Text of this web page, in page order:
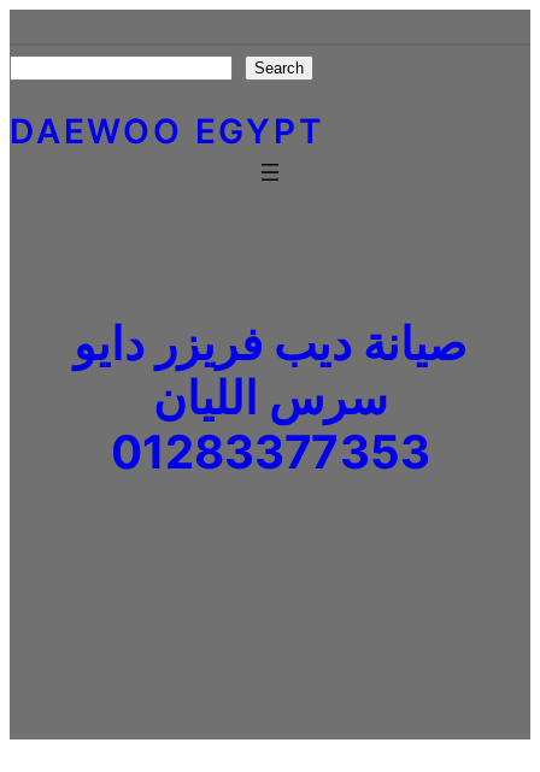
to
content
Search
DAEWOO EGYPT
صيانة ديب فريزر دايو
سرس الليان
01283377353